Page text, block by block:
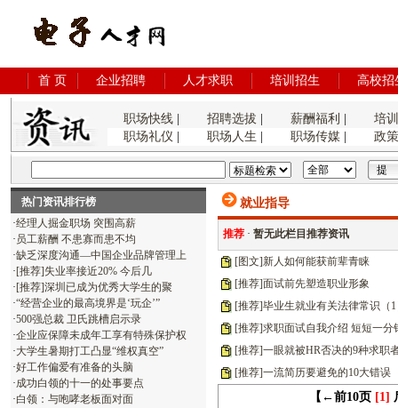
首 页 企业招聘 人才求职 培训招生 高校招
职场快线| 招聘选拔 薪酬福利
培
职场礼仪
职场人生 职场传媒| 政
热门资讯排行榜
·经理人掘金职场 突围高薪
· 员工薪酬 不患寡而患不均
·缺乏深度沟通—中国企业品牌管理上
·[推荐]失业率接近20% 今后几
·[推荐]深圳已成为优秀大学生的聚
·“经营企业的最高境界是‘玩企’”
·500强总裁 卫氏跳槽启示录
·企业应保障未成年工享有特殊保护权
·大学生暑期打工凸显“维权真空”
·好工作偏爱有准备的头脑
·成功白领的十一的处事要点
·白领：与咆哮老板面对面
就业指导
推荐 · 暂无此栏目推荐资讯
[图文]新人如何能获前辈青睐
[推荐]面试前先塑造职业形象
[推荐]毕业生就业有关法律常识（
[推荐]求职面试自我介绍 短短一分
[推荐]一眼就被HR否决的9种求职
[推荐]一流简历要避免的10大错误
【←前10页 [1]